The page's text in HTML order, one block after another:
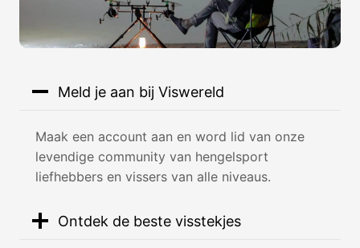
Meld je aan bij Viswereld
Maak een account aan en word lid van onze
levendige community van hengelsport
liefhebbers en vissers van alle niveaus.
Ontdek de beste visstekjes